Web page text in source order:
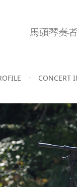
CONCERT